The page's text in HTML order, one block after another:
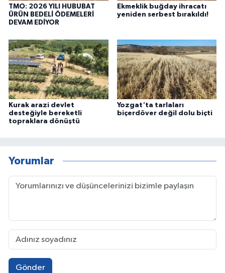
TMO: 2026 YILI HUBUBAT
ÜRÜN BEDELİ ÖDEMELERİ
DEVAM EDİYOR
Ekmeklik buğday ihracatı
yeniden serbest bırakıldı!
Kurak arazi devlet
desteğiyle bereketli
topraklara dönüştü
Yozgat'ta tarlaları
biçerdöver değil dolu biçti
Yorumlar
Gönder